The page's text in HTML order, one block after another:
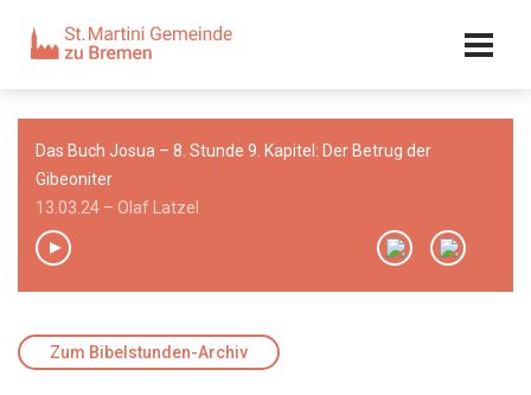
Kalender
Kontakt
Adresse
Team
Das Buch Josua – 8. Stunde 9. Kapitel: Der Betrug der
Gibeoniter
13.03.24 – Olaf Latzel
Zum Bibelstunden-Archiv